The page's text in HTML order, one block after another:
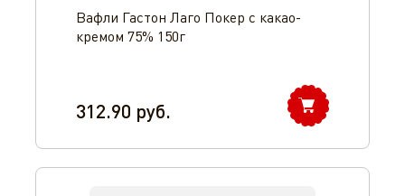
Вафли Гастон Лаго Покер с какао-
кремом 75% 150г
312.90 руб.